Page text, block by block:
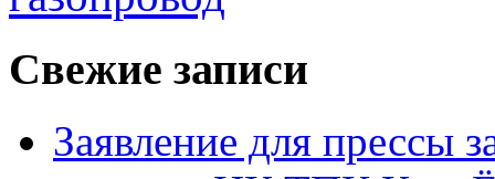
Свежие записи
Заявление для прессы